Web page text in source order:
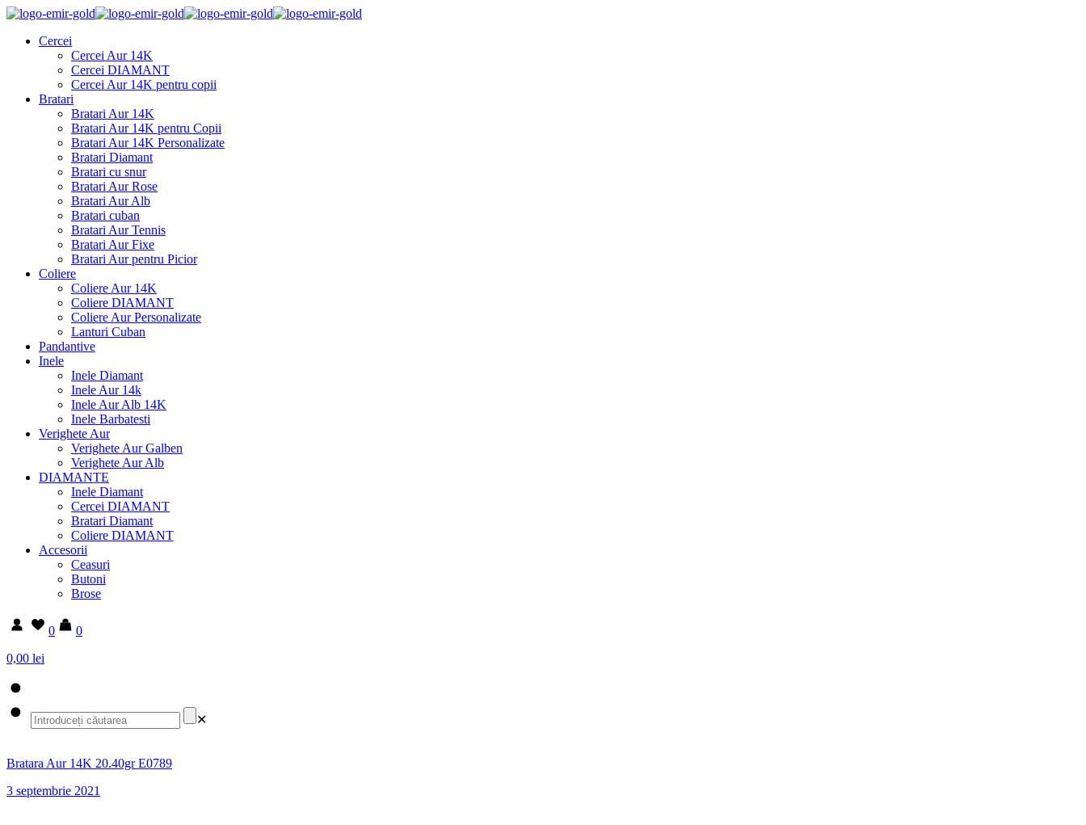
Cercei
Cercei Aur 14K
Cercei DIAMANT
Cercei Aur 14K pentru copii
Bratari
Bratari Aur 14K
Bratari Aur 14K pentru Copii
Bratari Aur 14K Personalizate
Bratari Diamant
Bratari cu snur
Bratari Aur Rose
Bratari Aur Alb
Bratari cuban
Bratari Aur Tennis
Bratari Aur Fixe
Bratari Aur pentru Picior
Coliere
Coliere Aur 14K
Coliere DIAMANT
Coliere Aur Personalizate
Lanturi Cuban
Pandantive
Inele
Inele Diamant
Inele Aur 14k
Inele Aur Alb 14K
Inele Barbatesti
Verighete Aur
Verighete Aur Galben
Verighete Aur Alb
DIAMANTE
Inele Diamant
Cercei DIAMANT
Bratari Diamant
Coliere DIAMANT
Accesorii
Ceasuri
Butoni
Brose
0
0
0,00 lei
✕
Bratara Aur 14K 20.40gr E0789
3 septembrie 2021